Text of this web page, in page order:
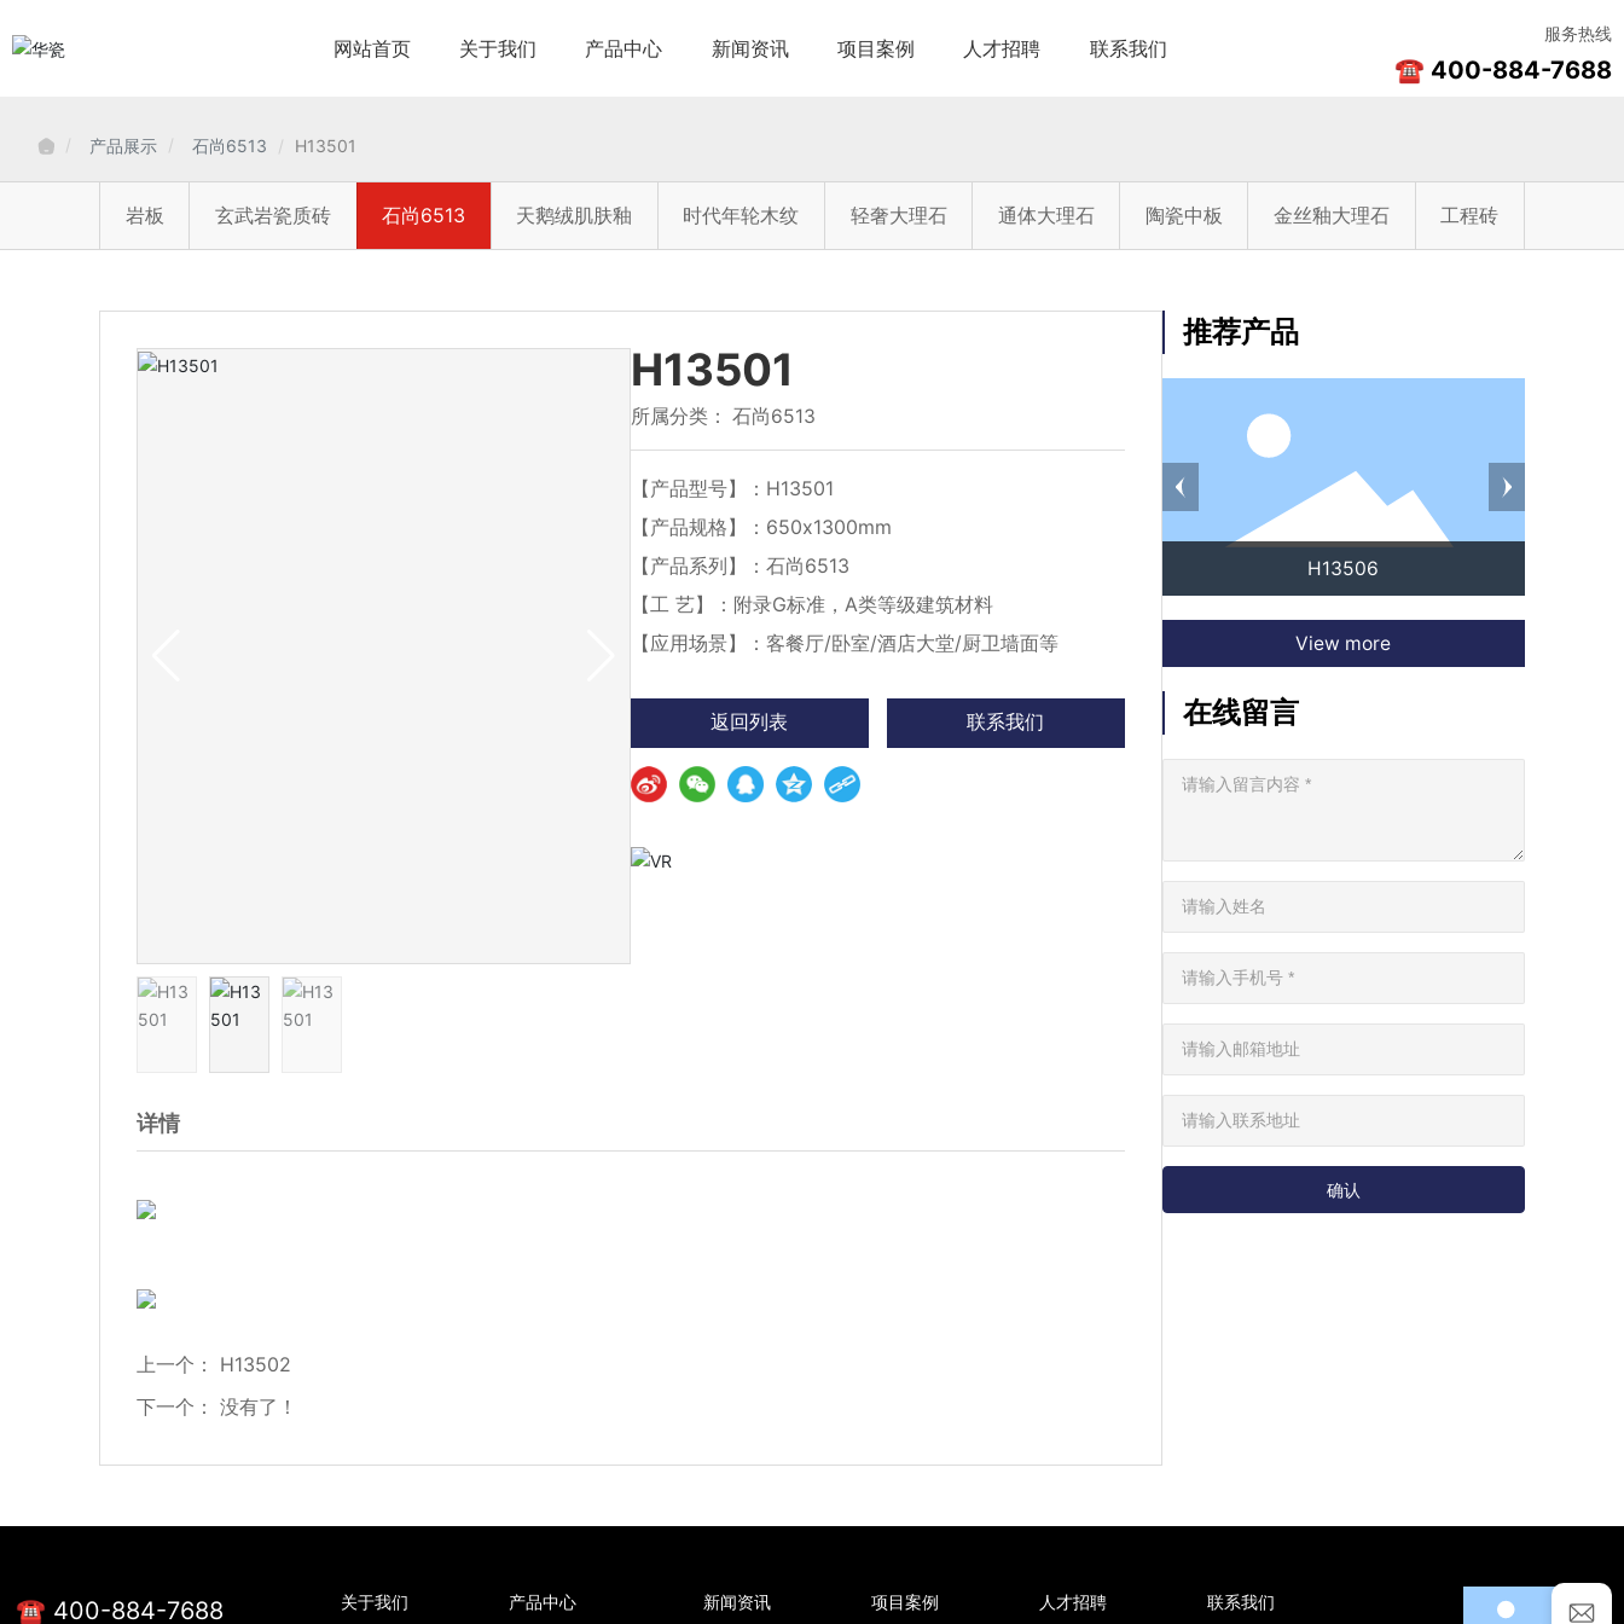
网站首页 关于我们 产品中心 新闻资讯 项目案例 人才招聘 联系我们
服务热线
☎ 400-884-7688
产品展示 石尚6513 H13501
岩板 玄武岩瓷质砖 石尚6513 天鹅绒肌肤釉 时代年轮木纹 轻奢大理石 通体大理石 陶瓷中板 金丝釉大理石 工程砖
H13501
所属分类： 石尚6513
【产品型号】：H13501
【产品规格】：650x1300mm
【产品系列】：石尚6513
【工 艺】：附录G标准，A类等级建筑材料
【应用场景】：客餐厅/卧室/酒店大堂/厨卫墙面等
返回列表 联系我们
详情
上一个： H13502
下一个：没有了！
推荐产品
H13506
View more
在线留言
确认
☎ 400-884-7688 关于我们 产品中心 新闻资讯 项目案例 人才招聘 联系我们